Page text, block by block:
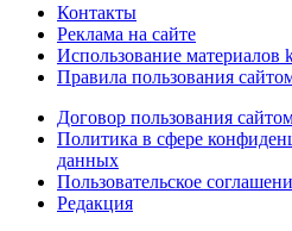
Контакты
Реклама на сайте
Использование материалов
Правила пользования
Договор пользования
Политика в сфере
данных
Пользовательское
Редакция